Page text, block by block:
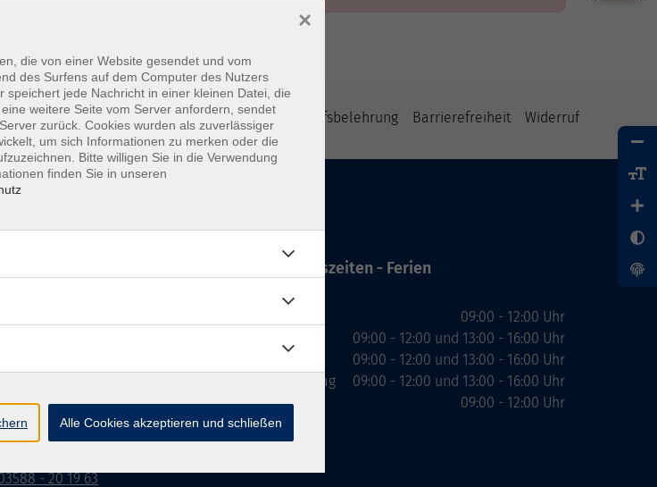
Datenschutzerklärung AGB Widerrufsbelehrung Barrierefreiheit Widerruf
- 41 77 442
- 41 77 448
- 20 19 63
Öffnungszeiten - Ferien
Donnerstag
Freitag
09:00 - 12:00 Uhr
09:00 - 12:00 und 13:00 - 16:00 Uhr
09:00 - 12:00 und 13:00 - 16:00 Uhr
09:00 - 12:00 und 13:00 - 16:00 Uhr
09:00 - 12:00 Uhr
die von einer Website gesendet und vom
des Surfens auf dem Computer des Nutzers
speichert jede Nachricht in einer kleinen Datei, die
weitere Seite vom Server anfordern, sendet
zurück. Cookies wurden als zuverlässiger
um sich Informationen zu merken oder die
Bitte willigen Sie in die Verwendung
finden Sie in unseren
×
Alle Cookies akzeptieren und schließen